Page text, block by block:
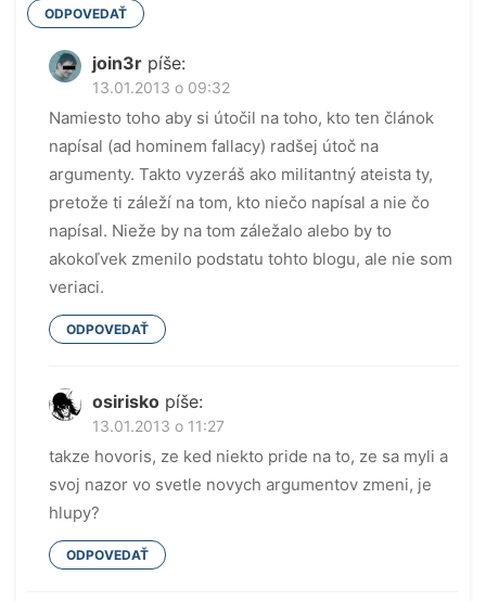
ODPOVEDAŤ
join3r píše:
13.01.2013 o 09:32
Namiesto toho aby si útočil na toho, kto ten článok
napísal (ad hominem fallacy) radšej útoč na
argumenty. Takto vyzeráš ako militantný ateista ty,
pretože ti záleží na tom, kto niečo napísal a nie čo
napísal. Nieže by na tom záležalo alebo by to
akokoľvek zmenilo podstatu tohto blogu, ale nie som
veriaci.
ODPOVEDAŤ
osirisko píše:
13.01.2013 o 11:27
takze hovoris, ze ked niekto pride na to, ze sa myli a
svoj nazor vo svetle novych argumentov zmeni, je
hlupy?
ODPOVEDAŤ